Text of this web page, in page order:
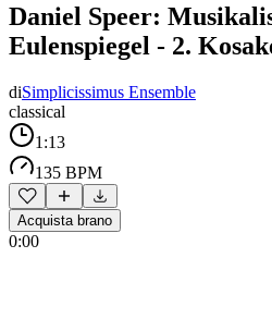
Daniel Speer:
Eulenspiegel - 2.
diSimplicissimus Ensemble
classical
1:13
135 BPM
Acquista brano
0:00